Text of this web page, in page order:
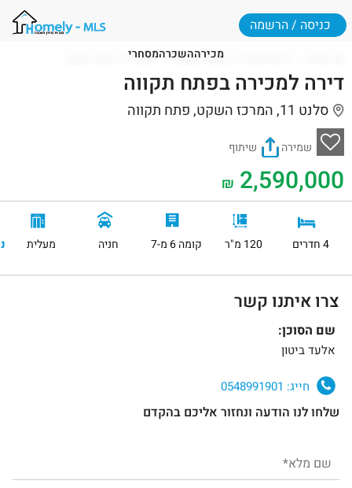
מכירההשכרהמסחרי
כניסה / הרשמה
דירות למכירה בפתח תקווה סלנט 11, פתח תקווה
דירה למכירה בפתח תקווה
סלנט 11, המרכז השקט, פתח תקווה
שמירה שיתוף
2,590,000
₪
4 חדרים 120 מ"ר קומה 6 מ-7 חניה מעלית
צרו איתנו קשר
שם הסוכן:
אלעד ביטון
חייג:
שלחו לנו הודעה ונחזור אליכם בהקדם